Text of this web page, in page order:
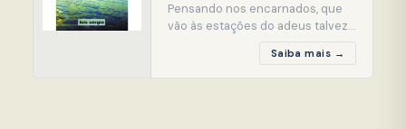
Pensando nos encarnados, que
vão às estações do adeus talvez
julgando que ali seja o ponto final
da vida de cada um, Luiz Sérgio
tenta contar neste livro um
Saiba mais →